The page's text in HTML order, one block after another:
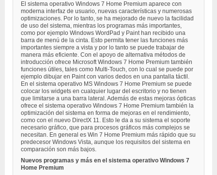
El sistema operativo Windows 7 Home Premium aparece con
moderna interfaz de usuario, nuevas características y numerosas
optimizaciones. Por lo tanto, se ha mejorado de nuevo la facilidad
de uso del sistema, mientras los programas más importantes,
como por ejemplo Windows WordPad y Paint han recibido una
barra de menú de la cinta. Esto permita tener las funciones más
importantes siempre a vista y por lo tanto se puede trabajar de
manera más eficiente. Con el apoyo de alternativa métodos de
introducción ofrece Microsoft Windows 7 Home Premium también
funciones útiles, tales como Multi-Touch, con lo cual se puede por
ejemplo dibujar en Paint con varios dedos en una pantalla táctil.
En el sistema operativo MS Windows 7 Home Premium se puede
colocar los widgets en cualquier lugar del escritorio y no tienen
que limitarse a una barra lateral. Además de estas mejoras ópticas
ofrece el sistema operativo Windows 7 Home Premium también la
optimización del sistema en forma de mejoras en el rendimiento,
como con el nuevo DirectX 11. Esto le da a su sistema el soporte
necesario gráfico, que para procesos gráficos más complejos se
necesitan. En general es Win 7 Home Premium más rápido que su
predecesor Windows Vista, aunque los requisitos del sistema en
comparación son más bajos.
Nuevos programas y más en el sistema operativo Windows 7
Home Premium